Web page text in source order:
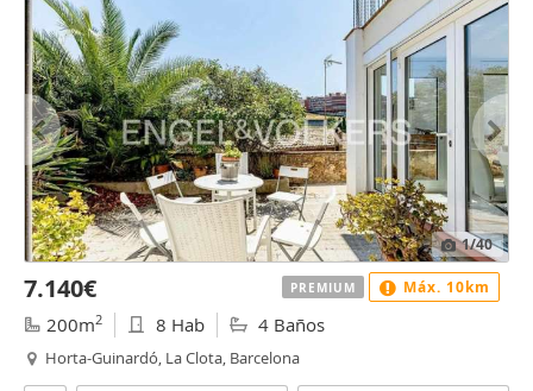
1/40
7.140€
200m2 8 Hab 4 Baños
Horta-Guinardó, La Clota, Barcelona
PREMIUM Máx. 10km